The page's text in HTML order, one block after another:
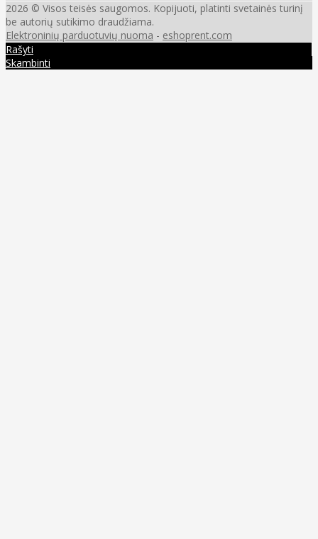
2026 © Visos teisės saugomos. Kopijuoti, platinti svetainės turinį
be autorių sutikimo draudžiama.
Elektroninių parduotuvių nuoma - eshoprent.com
Rašyti
Skambinti